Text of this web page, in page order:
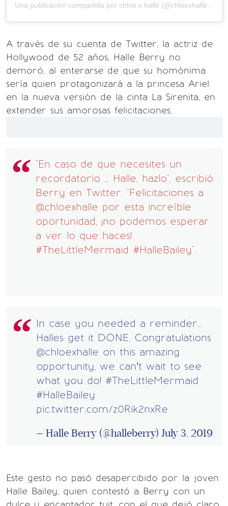
Una publicación compartida por chloe x halle (@chloexhalle) el
A través de su cuenta de Twitter, la actriz de
Hollywood de 52 años, Halle Berry no
demoró, al enterarse de que su homónima
sería quien protagonizará a la princesa Ariel
en la nueva versión de la cinta La Sirenita, en
extender sus amorosas felicitaciones.
"En caso de que necesites un
recordatorio ... Halle, hazlo", escribió
Berry en Twitter. "Felicitaciones a
@chloexhalle por esta increíble
oportunidad, ¡no podemos esperar
a ver lo que haces!
#TheLittleMermaid #HalleBailey".
In case you needed a reminder...
Halles get it DONE. Congratulations
@chloexhalle on this amazing
opportunity, we can’t wait to see
what you do! #TheLittleMermaid
#HalleBailey
pic.twitter.com/z0Rik2nxRe
— Halle Berry (@halleberry) July 3, 2019
Este gesto no pasó desapercibido por la joven
Halle Bailey, quien contestó a Berry con un